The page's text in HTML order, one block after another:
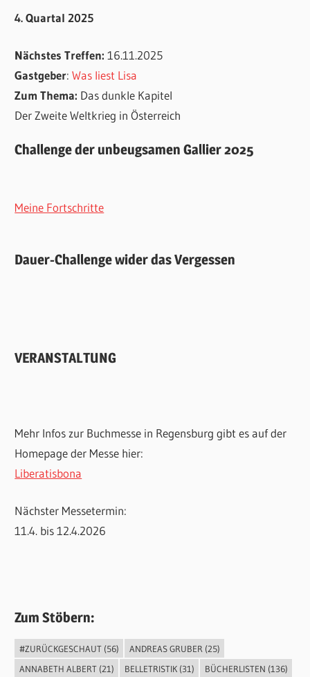
4. Quartal 2025
Nächstes Treffen:16.11.2025
Gastgeber:Was liest Lisa
Zum Thema: Das dunkle Kapitel
Der Zweite Weltkrieg in Österreich
Challenge der unbeugsamen Gallier 2025
Meine Fortschritte
Dauer-Challenge wider das Vergessen
VERANSTALTUNG
Mehr Infos zur Buchmesse in Regensburg gibt es auf der
Homepage der Messe hier:
Liberatisbona
Nächster Messetermin:
11.4. bis 12.4.2026
Zum Stöbern:
#ZURÜCKGESCHAUT(56) ANDREAS GRUBER (25)
ANNABETH ALBERT(21) BELLETRISTIK(31) BÜCHERLISTEN (136)